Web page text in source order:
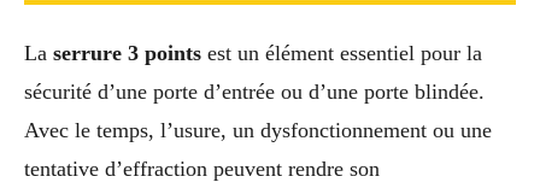
La serrure 3 points est un élément essentiel pour la
sécurité d’une porte d’entrée ou d’une porte blindée.
Avec le temps, l’usure, un dysfonctionnement ou une
tentative d’effraction peuvent rendre son